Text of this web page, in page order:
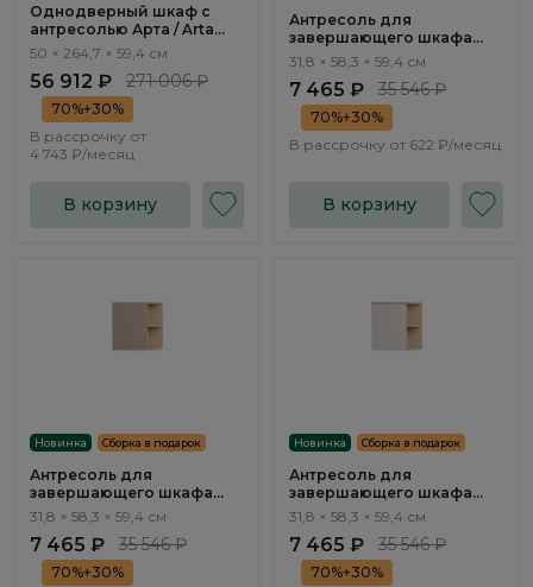
Однодверный шкаф с
антресолью Арта / Arta
AR1601.1
50 × 264,7 × 59,4 см
56 912 ₽ 271 006 ₽
70%+30%
В рассрочку от
4 743 ₽/месяц
В корзину
Антресоль для
завершающего шкафа
Эсте / Este ST741.3
31,8 × 58,3 × 59,4 см
7 465 ₽ 35 546 ₽
70%+30%
В рассрочку от 622 ₽/месяц
В корзину
Новинка Сборка в подарок
Антресоль для
завершающего шкафа
Эсте / Este ST741.2
31,8 × 58,3 × 59,4 см
7 465 ₽ 35 546 ₽
70%+30%
Новинка Сборка в подарок
Антресоль для
завершающего шкафа
Эсте / Este ST741.1
31,8 × 58,3 × 59,4 см
7 465 ₽ 35 546 ₽
70%+30%